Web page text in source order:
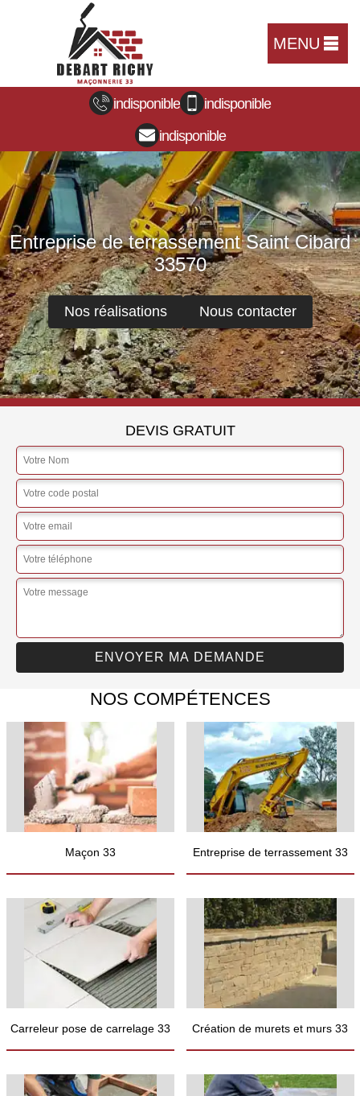
MENU
indisponible
indisponible
indisponible
Entreprise de terrassement Saint Cibard
33570
Nos réalisations Nous contacter
DEVIS GRATUIT
NOS COMPÉTENCES
Maçon 33 Entreprise de terrassement 33
Carreleur pose de carrelage 33 Création de murets et murs 33